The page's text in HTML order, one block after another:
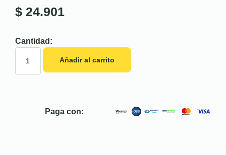
$ 24.901
Cantidad:
Añadir al carrito
Paga con: